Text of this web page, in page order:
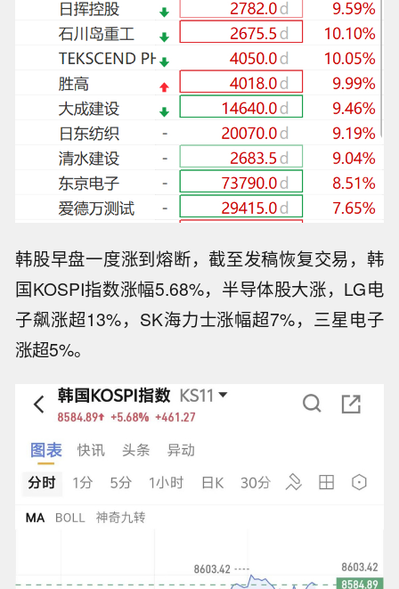
韩股早盘一度涨到熔断，截至发稿恢复交易，韩
国KOSPI指数涨幅5.68%，半导体股大涨，LG电
子飙涨超13%，SK海力士涨幅超7%，三星电子
涨超5%。